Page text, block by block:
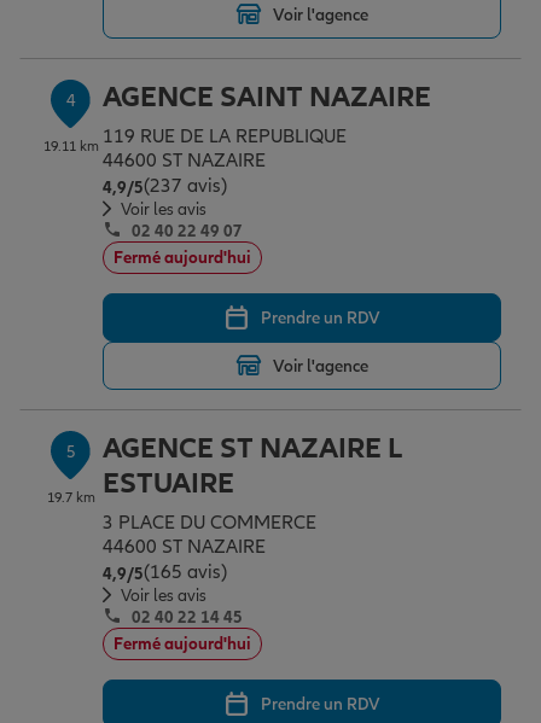
Tous nos devis d'assurance
Voir l'agence
4
19.11 km
AGENCE SAINT NAZAIRE
119 RUE DE LA REPUBLIQUE
44600 ST NAZAIRE
4,9/5Note de 4.9 sur 5
(237 avis)
Voir les avis
02 40 22 49 07
Fermé aujourd'hui
Prendre un RDV
Voir l'agence
5
19.7 km
AGENCE ST NAZAIRE L
ESTUAIRE
3 PLACE DU COMMERCE
44600 ST NAZAIRE
4,9/5Note de 4.9 sur 5
(165 avis)
Voir les avis
02 40 22 14 45
Fermé aujourd'hui
Prendre un RDV